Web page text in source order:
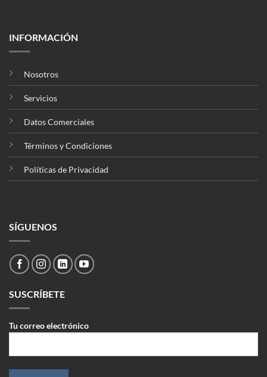
INFORMACIÓN
Nosotros
Servicios
Datos Comerciales
Términos y Condiciones
Políticas de Privacidad
SÍGUENOS
SUSCRÍBETE
Tu correo electrónico